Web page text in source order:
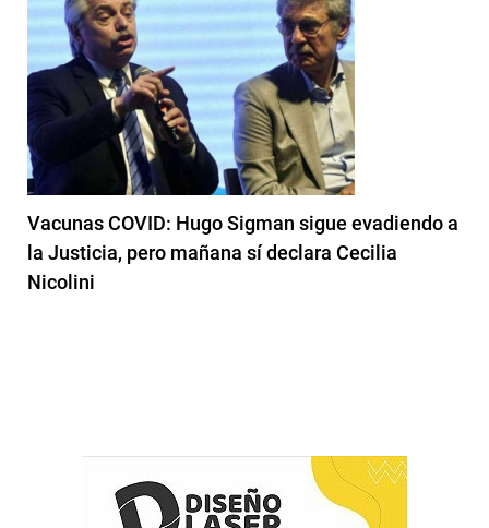
Vacunas COVID: Hugo Sigman sigue evadiendo a
la Justicia, pero mañana sí declara Cecilia
Nicolini